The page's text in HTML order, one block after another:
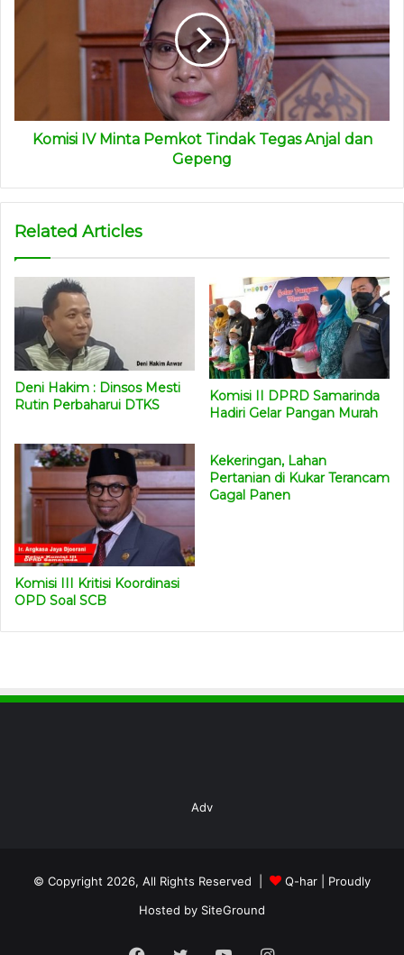
Komisi IV Minta Pemkot Tindak Tegas Anjal dan
Gepeng
Related Articles
Deni Hakim : Dinsos Mesti
Rutin Perbaharui DTKS
Komisi II DPRD Samarinda
Hadiri Gelar Pangan Murah
Komisi III Kritisi Koordinasi
OPD Soal SCB
Kekeringan, Lahan
Pertanian di Kukar Terancam
Gagal Panen
Adv
© Copyright 2026, All Rights Reserved | Q-har | Proudly
Hosted by SiteGround